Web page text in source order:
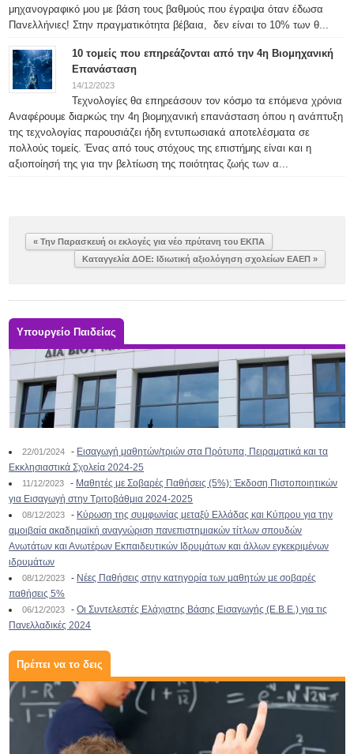
μηχανογραφικό μου με βάση τους βαθμούς που έγραψα όταν έδωσα
Πανελλήνιες! Στην πραγματικότητα βέβαια, δεν είναι το 10% των θ...
10 τομείς που επηρεάζονται από την 4η Βιομηχανική
Επανάσταση
14/12/2023
Τεχνολογίες θα επηρεάσουν τον κόσμο τα επόμενα χρόνια
Αναφέρουμε διαρκώς την 4η βιομηχανική επανάσταση όπου η ανάπτυξη
της τεχνολογίας παρουσιάζει ήδη εντυπωσιακά αποτελέσματα σε
πολλούς τομείς. Ένας από τους στόχους της επιστήμης είναι και η
αξιοποίησή της για την βελτίωση της ποιότητας ζωής των α...
« Την Παρασκευή οι εκλογές για νέο πρύτανη του ΕΚΠΑ
Καταγγελία ΔΟΕ: Ιδιωτική αξιολόγηση σχολείων ΕΑΕΠ »
Υπουργείο Παιδείας
22/01/2024 - Εισαγωγή μαθητών/τριών στα Πρότυπα, Πειραματικά και τα
Εκκλησιαστικά Σχολεία 2024-25
11/12/2023 - Μαθητές με Σοβαρές Παθήσεις (5%): Έκδοση Πιστοποιητικών
για Εισαγωγή στην Τριτοβάθμια 2024-2025
08/12/2023 - Κύρωση της συμφωνίας μεταξύ Ελλάδας και Κύπρου για την
αμοιβαία ακαδημαϊκή αναγνώριση πανεπιστημιακών τίτλων σπουδών
Ανωτάτων και Ανωτέρων Εκπαιδευτικών Ιδρυμάτων και άλλων εγκεκριμένων
ιδρυμάτων
08/12/2023 - Νέες Παθήσεις στην κατηγορία των μαθητών με σοβαρές
παθήσεις 5%
06/12/2023 -Οι Συντελεστές Ελάχιστης Βάσης Εισαγωγής (Ε.Β.Ε.) για τις
Πανελλαδικές 2024
Πρέπει να το δεις